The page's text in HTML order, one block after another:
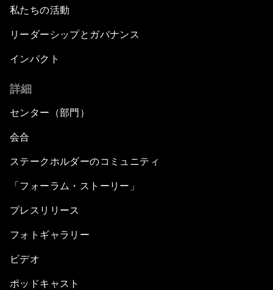
私たちの活動
リーダーシップとガバナンス
インパクト
詳細
センター（部門）
会合
ステークホルダーのコミュニティ
「フォーラム・ストーリー」
プレスリリース
フォトギャラリー
ビデオ
ポッドキャスト